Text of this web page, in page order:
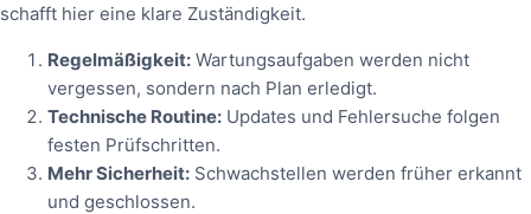
schafft hier eine klare Zuständigkeit.
Regelmäßigkeit: Wartungsaufgaben werden nicht
vergessen, sondern nach Plan erledigt.
Technische Routine: Updates und Fehlersuche folgen
festen Prüfschritten.
Mehr Sicherheit: Schwachstellen werden früher erkannt
und geschlossen.